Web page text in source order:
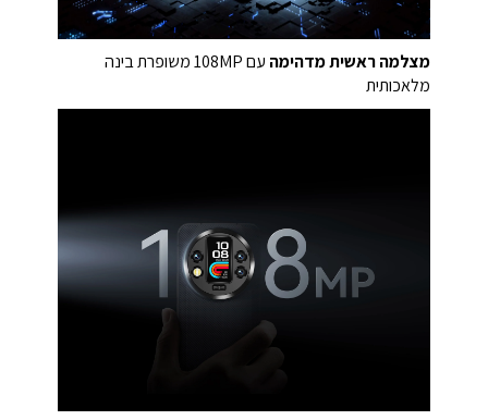
מצלמה ראשית מדהימה
עם 108MP משופרת בינה
מלאכותית